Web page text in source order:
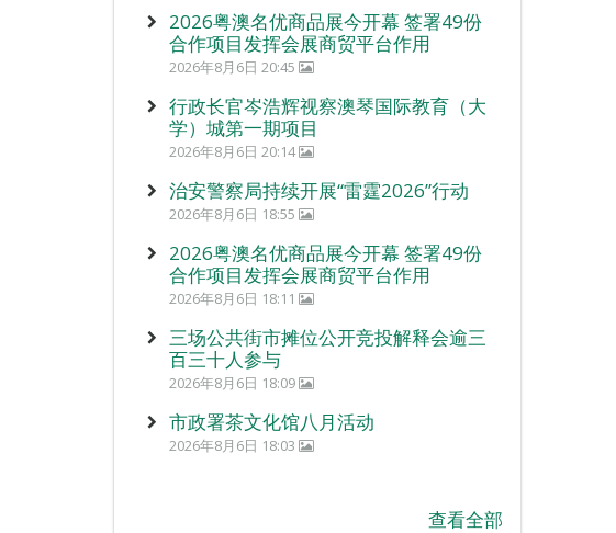
2026粤澳名优商品展今开幕 签署49份
合作项目发挥会展商贸平台作用
2026年8月6日 20:45
行政长官岑浩辉视察澳琴国际教育（大
学）城第一期项目
2026年8月6日 20:14
治安警察局持续开展“雷霆2026”行动
2026年8月6日 18:55
2026粤澳名优商品展今开幕 签署49份
合作项目发挥会展商贸平台作用
2026年8月6日 18:11
三场公共街市摊位公开竞投解释会逾三
百三十人参与
2026年8月6日 18:09
市政署茶文化馆八月活动
2026年8月6日 18:03
查看全部